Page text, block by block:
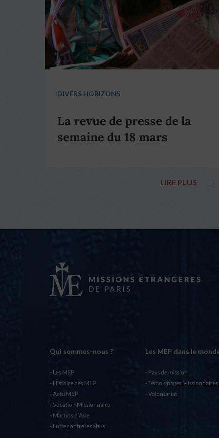
DIVERS HORIZONS
La revue de presse de la
semaine du 18 mars
LIRE PLUS →
Qui sommes-nous ?
Les MEP
Histoire des MEP
Actu MEP
Vocation Missionnaire
Martyrs d’Asie
Lutte contre les abus
Les MEP dans le
Pays de mission
Témoignages Missionnaires
Volontariat